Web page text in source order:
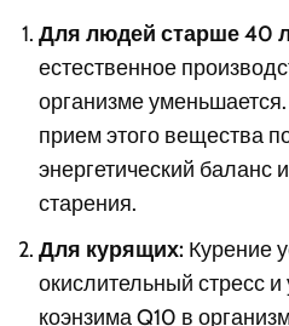
Для людей старше 40
естественное
организме
прием этого вещества
энергетический баланс
старения.
Для курящих: Курение
окислительный стресс
коэнзима Q10 в